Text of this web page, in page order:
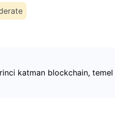
katman blockchain,